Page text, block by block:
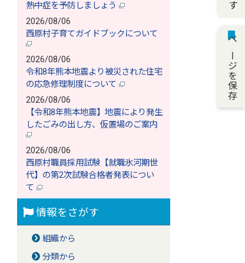
熱中症を予防しましょう
2026/08/06
西原村子育てガイドブックについて
2026/08/06
令和8年熊本地震より被災された住宅
の応急修理制度について
2026/08/06
【令和8年熊本地震】地震により発生
したごみの出し方、仮置場のご案内
2026/08/06
西原村職員採用試験【就職氷河期世
代】の第2次試験合格者発表につい
て
情報をさがす
組織から
分類から
ページを保存